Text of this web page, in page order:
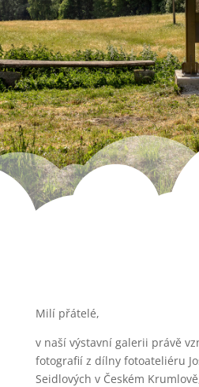
Milí přátelé,
v naší výstavní galerii právě
fotografií z dílny fotoateliéru
Seidlových v Českém